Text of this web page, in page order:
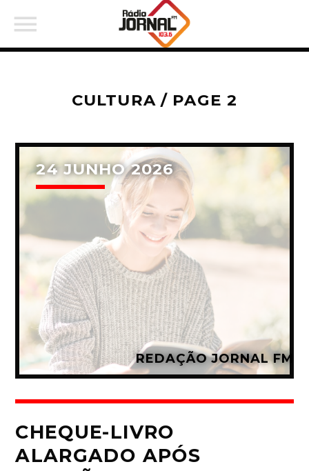
PARTILHAR:
Twitter
Facebook
Pinterest
Whatsapp
CULTURA / PAGE 2
24 JUNHO 2026
REDAÇÃO JORNAL FM
CHEQUE-LIVRO
ALARGADO APÓS